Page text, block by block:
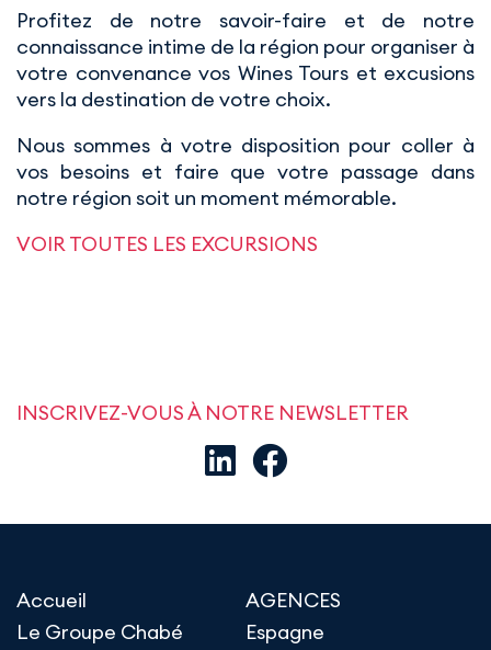
Profitez de notre savoir-faire et de notre
connaissance intime de la région pour organiser à
votre convenance vos Wines Tours et excusions
vers la destination de votre choix.
Nous sommes à votre disposition pour coller à
vos besoins et faire que votre passage dans
notre région soit un moment mémorable.
VOIR TOUTES LES EXCURSIONS
INSCRIVEZ-VOUS À NOTRE NEWSLETTER
Accueil
Le Groupe Chabé
AGENCES
Espagne